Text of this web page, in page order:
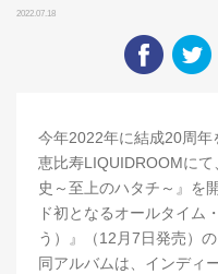
2022.07.18
今年2022年に結成20周年
恵比寿LIQUIDROOMに
史～至上のハタチ～』を
ド初となるオールタイム
う）』（12月7日発売）
同アルバムは、インディ